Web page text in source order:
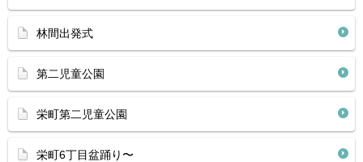
林間出発式
第二児童公園
栄町第二児童公園
栄町6丁目盆踊り〜